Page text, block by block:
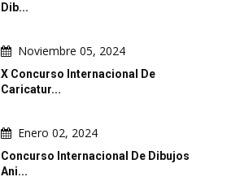
Dib...
Noviembre 05, 2024
X Concurso Internacional De
Caricatur...
Enero 02, 2024
Concurso Internacional De Dibujos
Ani...